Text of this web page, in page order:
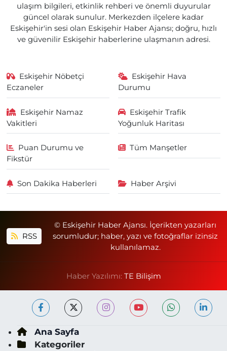
ulaşım bilgileri, etkinlik rehberi ve önemli duyurular
güncel olarak sunulur. Merkezden ilçelere kadar
Eskişehir'in sesi olan Eskişehir Haber Ajansı; doğru, hızlı
ve güvenilir Eskişehir haberlerine ulaşmanın adresi.
Eskişehir Nöbetçi
Eczaneler
Eskişehir Hava
Durumu
Eskişehir Namaz
Vakitleri
Eskişehir Trafik
Yoğunluk Haritası
Puan Durumu ve
Fikstür
Tüm Manşetler
Son Dakika Haberleri Haber Arşivi
RSS
© Eskişehir Haber Ajansı. İçerikten yazarları
sorumludur; haber, yazı ve fotoğraflar izinsiz
kullanılamaz.
Haber Yazılımı: TE Bilişim
Ana Sayfa
Kategoriler